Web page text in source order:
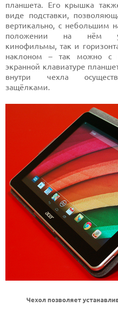
планшета. Его крышка
виде подставки,
вертикально, с небольшим
положении на нём
кинофильмы, так и
наклоном – так можно с
экранной клавиатуре
внутри чехла
защёлками.
Чехол позволяет